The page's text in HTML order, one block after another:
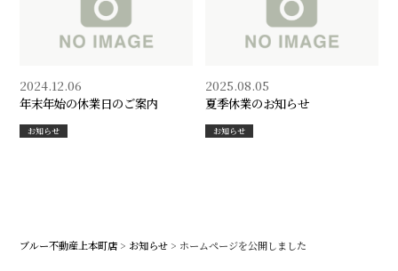
年末年始の休業日のご案内
2024.12.06
お知らせ
夏季休業のお知らせ
2025.08.05
お知らせ
ブルー不動産上本町店 > お知らせ > ホームページを公開しました